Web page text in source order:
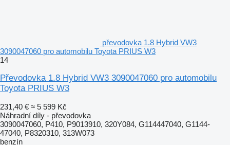
převodovka 1.8 Hybrid VW3
3090047060 pro automobilu Toyota PRIUS W3
14
Převodovka 1.8 Hybrid VW3 3090047060 pro automobilu
Toyota PRIUS W3
231,40 € ≈ 5 599 Kč
Náhradní díly - převodovka
3090047060, P410, P9013910, 320Y084, G114447040, G1144-
47040, P8320310, 313W073
benzín